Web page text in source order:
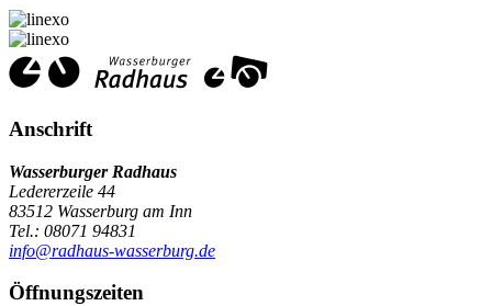
Anschrift
Wasserburger Radhaus
Ledererzeile 44
83512 Wasserburg am Inn
Tel.: 08071 94831
info@radhaus-wasserburg.de
Öffnungszeiten